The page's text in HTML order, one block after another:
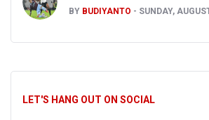
BY BUDIYANTO SUNDAY,
LET'S HANG OUT ON SOCIAL